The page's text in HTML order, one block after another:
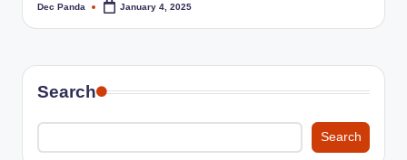
Posted
Dec Panda January 4, 2025
Search
Search